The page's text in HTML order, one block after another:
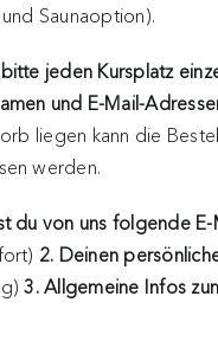
Saunaoption).
bitte jeden Kursplatz
und E-Mail-
liegen kann die
werden.
du von uns folgende
2. Deinen
3. Allgemeine Infos